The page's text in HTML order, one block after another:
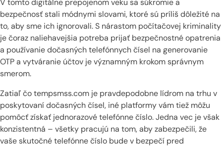
V tomto digitálne prepojenom veku sa súkromie a
bezpečnosť stali módnymi slovami, ktoré sú príliš dôležité na
to, aby sme ich ignorovali. S nárastom počítačovej kriminality
je čoraz naliehavejšia potreba prijať bezpečnostné opatrenia
a používanie dočasných telefónnych čísel na generovanie
OTP a vytváranie účtov je významným krokom správnym
smerom.
Zatiaľ čo tempsmss.com je pravdepodobne lídrom na trhu v
poskytovaní dočasných čísel, iné platformy vám tiež môžu
pomôcť získať jednorazové telefónne číslo. Jedna vec je však
konzistentná – všetky pracujú na tom, aby zabezpečili, že
vaše skutočné telefónne číslo bude v bezpečí pred